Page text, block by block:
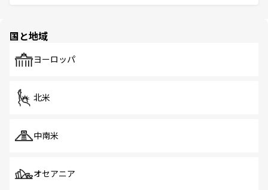
で、ホーカーズは地元の風情を楽しめる外せないスポット
国と地域
ヨーロッパ
北米
中南米
オセアニア